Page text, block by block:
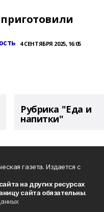
4 СЕНТЯБРЯ 2025, 16:05
Рубрика "Еда и
напитки"
газета. Издается с
на других ресурсах
сайта обязательны.